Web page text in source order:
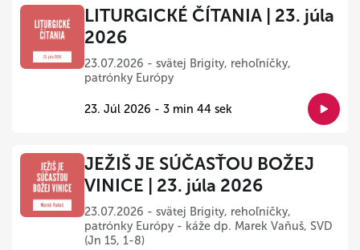
LITURGICKÉ ČÍTANIA | 23. júla
2026
23.07.2026 - svätej Brigity, rehoľníčky,
patrónky Európy
23. Júl 2026 - 3 min 44 sek
JEŽIŠ JE SÚČASŤOU BOŽEJ
VINICE | 23. júla 2026
23.07.2026 - svätej Brigity, rehoľníčky,
patrónky Európy - káže dp. Marek Vaňuš, SVD
(Jn 15, 1-8)